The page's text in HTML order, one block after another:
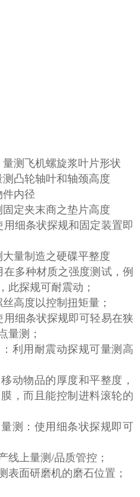
测飞机螺旋浆叶片形状
凸轮轴叶和轴颈高度
件内径
定夹末商之垫片高度
细条状探规和固定装置即
量制造之硬碟平整度
多种材质之强度测试，例
此探规可耐震动；
高度以控制扭矩量；
细条状探规即可轻易在狭
量测；
利用耐震动探规可量测高
动物品的厚度和平整度，
，而且能控制进料滚轮的
测：使用细条状探规即可
线上量测/品质管控；
表面研磨机的磨石位置；